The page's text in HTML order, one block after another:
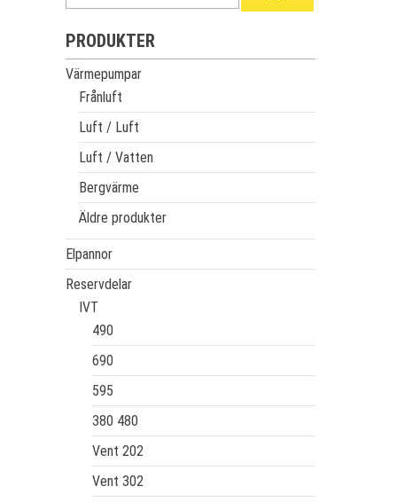
PRODUKTER
Värmepumpar
Frånluft
Luft / Luft
Luft / Vatten
Bergvärme
Äldre produkter
Elpannor
Reservdelar
IVT
490
690
595
380 480
Vent 202
Vent 302